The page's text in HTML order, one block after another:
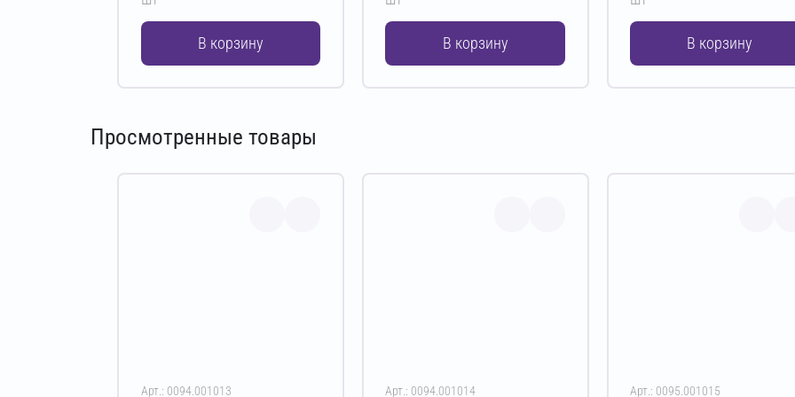
В корзину В корзину В корзину
Просмотренные товары
Арт.: 0094.001013 Арт.: 0094.001014 Арт.: 0095.001015